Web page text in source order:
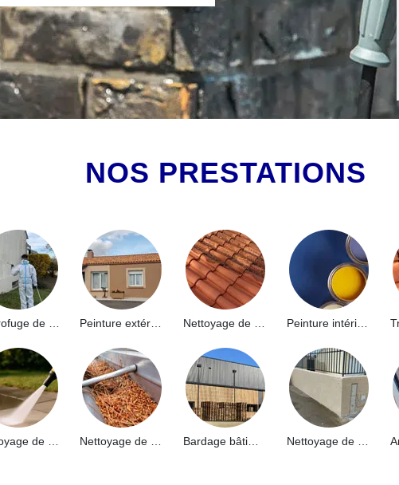
NOS PRESTATIONS
Peinture intérieure 91